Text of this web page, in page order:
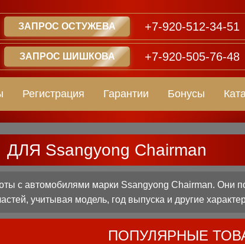
ЗАПРОС ОСТУЖЕВА +7-920-512-34-51
ЗАПРОС ШИШКОВА +7-920-505-76-48
Регистрация Гарантии Бонусы
ДЛЯ Ssangyong Chairman
с автомобилями марки Ssangyong Chairman. Они
учитывая модель, год выпуска и другие
ПОПУЛЯРНЫЕ